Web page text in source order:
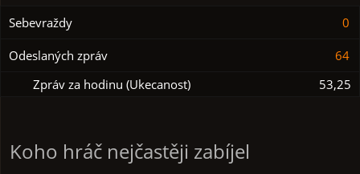
Sebevraždy 0
Odeslaných zpráv
64
Zpráv za hodinu (Ukecanost)
53,25
Koho hráč nejčastěji zabíjel